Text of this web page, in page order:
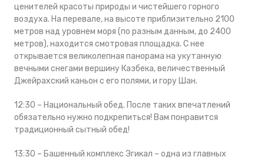
ценителей красоты природы и чистейшего горного
воздуха. На перевале, на высоте приблизительно 2100
метров над уровнем моря (по разным данным, до 2400
метров), находится смотровая площадка. С нее
открывается великолепная панорама на укутанную
вечными снегами вершину Казбека, величественный
Джейрахский каньон с его полями, и гору Шан.
12:30 – Национальный обед. После таких впечатлений
обязательно нужно подкрепиться! Вам понравится
традиционный сытный обед!
13:30 – Башенный комплекс Эгикал – одна из главных